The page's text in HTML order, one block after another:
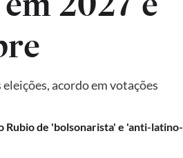
acordo em votações
Rubio de 'bolsonarista' e 'anti-latino-